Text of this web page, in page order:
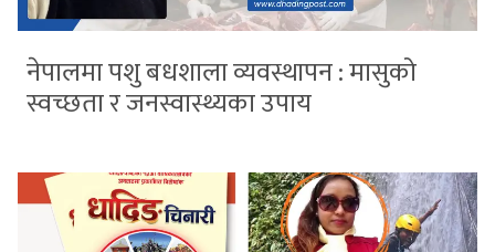
नेपालमा पशु बधशाला व्यवस्थापन : मासुको
स्वच्छता र जनस्वास्थ्यका उपाय